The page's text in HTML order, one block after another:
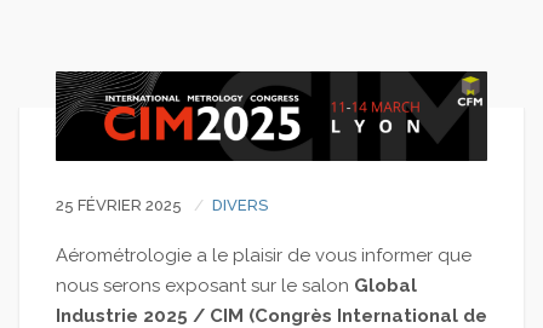
25 FÉVRIER 2025 DIVERS
Aérométrologie a le plaisir de vous informer que
nous serons exposant sur le salon Global
Industrie 2025 / CIM (Congrès International de